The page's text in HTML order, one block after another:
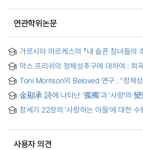
연관학위논문
가르시아 마르케스의 『내 슬픈 창녀들의
막스 프리쉬의 정체성추구에 대하여 : 희
Toni Morrison의 Beloved 연구 : "정체
Study of Toni Morrison's Beloved :
and Love"
金顯承 詩에 나타난 '孤獨'과 '사랑'의
창세기 22장의 '사랑하는 아들'에 대한 수
사용자 의견